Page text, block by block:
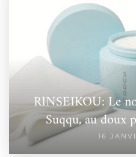
RINSEIKOU: Le
Suqqu, au doux
16